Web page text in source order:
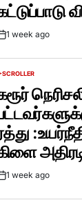
1 week ago
SCROLLER
1 week ago